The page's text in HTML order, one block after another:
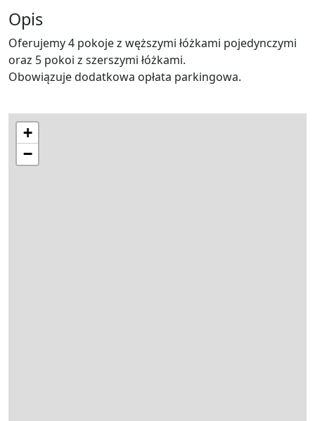
Opis
Oferujemy 4 pokoje z węższymi łóżkami pojedynczymi
oraz 5 pokoi z szerszymi łóżkami.
Obowiązuje dodatkowa opłata parkingowa.
+
−